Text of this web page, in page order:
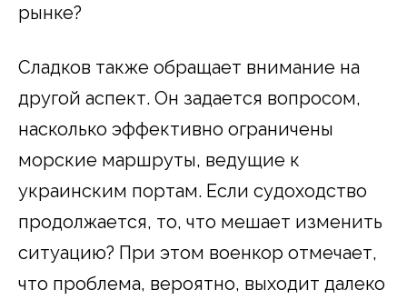
рынке?
Сладков также обращает внимание на
другой аспект. Он задается вопросом,
насколько эффективно ограничены
морские маршруты, ведущие к
украинским портам. Если судоходство
продолжается, то, что мешает изменить
ситуацию? При этом военкор отмечает,
что проблема, вероятно, выходит далеко